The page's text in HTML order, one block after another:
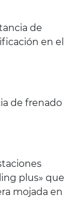
de
en el
de frenado
plus» que
mojada en